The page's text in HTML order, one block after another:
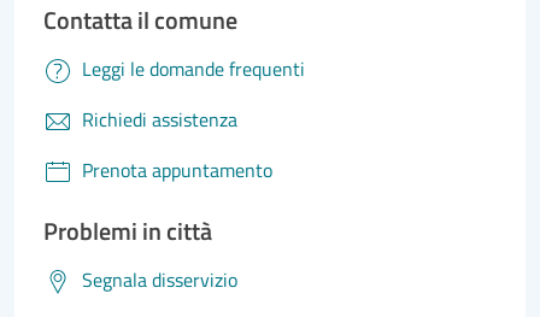
Contatta il comune
Leggi le domande frequenti
Richiedi assistenza
Prenota appuntamento
Problemi in città
Segnala disservizio